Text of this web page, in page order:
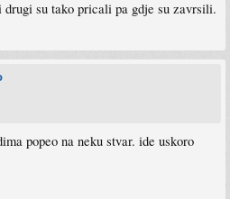
su tako pricali pa gdje su zavrsili.
popeo na neku stvar. ide uskoro